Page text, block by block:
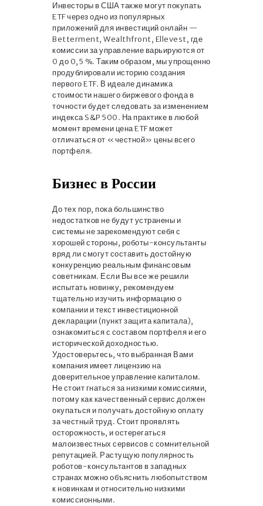
Инвесторы в США также могут покупать
ETF через одно из популярных
приложений для инвестиций онлайн —
Betterment, Wealthfront, Ellevest, где
комиссии за управление варьируются от
0 до 0,5 %. Таким образом, мы упрощенно
продублировали историю создания
первого ETF. В идеале динамика
стоимости нашего биржевого фонда в
точности будет следовать за изменением
индекса S&P 500. На практике в любой
момент времени цена ETF может
отличаться от «честной» цены всего
портфеля.
Бизнес в России
До тех пор, пока большинство
недостатков не будут устранены и
системы не зарекомендуют себя с
хорошей стороны, роботы-консультанты
вряд ли смогут составить достойную
конкуренцию реальным финансовым
советникам. Если Вы все же решили
испытать новинку, рекомендуем
тщательно изучить информацию о
компании и текст инвестиционной
декларации (пункт защита капитала),
ознакомиться с составом портфеля и его
исторической доходностью.
Удостоверьтесь, что выбранная Вами
компания имеет лицензию на
доверительное управление капиталом.
Не стоит гнаться за низкими комиссиями,
потому как качественный сервис должен
окупаться и получать достойную оплату
за честный труд. Стоит проявлять
осторожность, и остерегаться
малоизвестных сервисов с сомнительной
репутацией. Растущую популярность
роботов-консультантов в западных
странах можно объяснить любопытством
к новинкам и относительно низкими
комиссионными.